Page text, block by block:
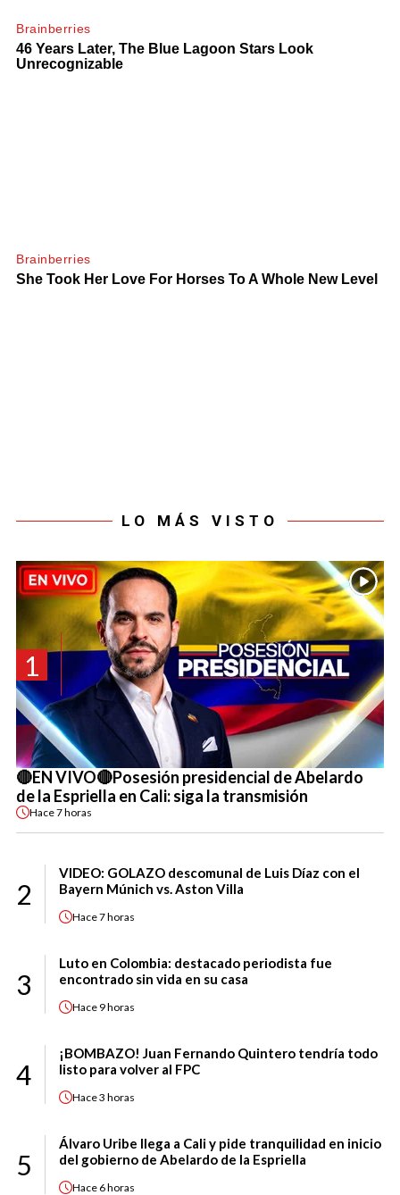
LO MÁS VISTO
1
🔴EN VIVO🔴Posesión presidencial de Abelardo
de la Espriella en Cali: siga la transmisión
Hace7 horas
2
VIDEO: GOLAZO descomunal de Luis Díaz con el
Bayern Múnich vs. Aston Villa
Hace7 horas
3
Luto en Colombia: destacado periodista fue
encontrado sin vida en su casa
Hace 9 horas
4
¡BOMBAZO! Juan Fernando Quintero tendría todo
listo para volver al FPC
Hace3 horas
5
Álvaro Uribe llega a Cali y pide tranquilidad en inicio
del gobierno de Abelardo de la Espriella
Hace 6 horas